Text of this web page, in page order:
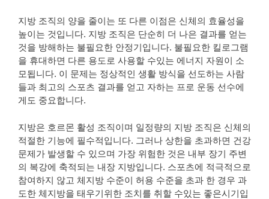
지방 조직의 양을 줄이는 또 다른 이점은 신체의 효율성을
높이는 것입니다. 지방 조직은 단순히 더 나은 결과를 얻는
것을 방해하는 불필요한 안정기입니다. 불필요한 킬로그램
을 휴대하면 다른 용도로 사용할 수있는 에너지 자원이 소
모됩니다. 이 문제는 정상적인 생활 방식을 선도하는 사람
들과 최고의 스포츠 결과를 얻고 자하는 프로 운동 선수에
게도 중요합니다.
지방은 호르몬 활성 조직이며 일정량의 지방 조직은 신체의
적절한 기능에 필수적입니다. 그러나 상한을 초과하면 건강
문제가 발생할 수 있으며 가장 위험한 것은 내부 장기 주변
의 복강에 축적되는 내장 지방입니다. 스포츠에 적극적으로
참여하지 않고 체지방 수준이 허용 수준을 초과 한 경우 과
도한 체지방을 태우기위한 조치를 취할 수있는 좋은시기입